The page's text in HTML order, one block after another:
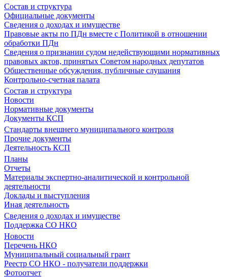
Состав и структура
Официальные документы
Сведения о доходах и имуществе
Правовые акты по ПДн вместе с Политикой в отношении
обработки ПДн
Сведения о признании судом недействующими нормативных
правовых актов, принятых Советом народных депутатов
Общественные обсуждения, публичные слушания
Контрольно-счетная палата
Состав и структура
Новости
Нормативные документы
Документы КСП
Стандарты внешнего муниципального контроля
Прочие документы
Деятельность КСП
Планы
Отчеты
Материалы экспертно-аналитической и контрольной
деятельности
Доклады и выступления
Иная деятельность
Сведения о доходах и имуществе
Поддержка СО НКО
Новости
Перечень НКО
Муниципальный социальный грант
Реестр СО НКО - получатели поддержки
Фотоотчет